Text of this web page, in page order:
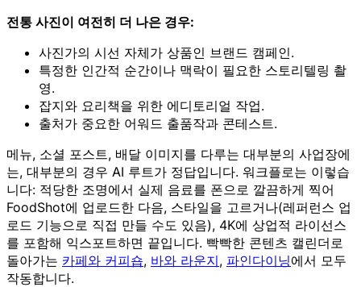
전통 사진이 여전히 더 나은 경우:
사진가의 시선 자체가 상품인 브랜드 캠페인.
특정한 인간적 순간이나 맥락이 필요한 스토리텔링 촬
영.
잡지와 요리책을 위한 에디토리얼 작업.
출처가 중요한 어워드 출품작과 콘테스트.
메뉴, 소셜 포스트, 배달 이미지를 다루는 대부분의 사업장에
는, 대부분의 경우 AI 루트가 정답입니다. 워크플로는 이렇습
니다: 적당한 조명에서 실제 음료를 폰으로 깔끔하게 찍어
FoodShot에 업로드한 다음, 스타일을 고르거나(레퍼런스 업
로드 기능으로 직접 만들 수도 있음), 4K에 상업적 라이선스
를 포함해 익스포트하면 끝입니다. 빡빡한 콘텐츠 캘린더로
돌아가는 카페와 커피숍, 바와 라운지, 파인다이닝에서 모두
작동합니다.